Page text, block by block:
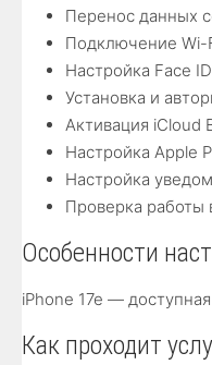
Перенос данных
Подключение Wi-
Настройка Face
Установка и
Активация iCloud
Настройка Apple
Настройка
Проверка работы
Особенности
iPhone 17e —
Как проходит